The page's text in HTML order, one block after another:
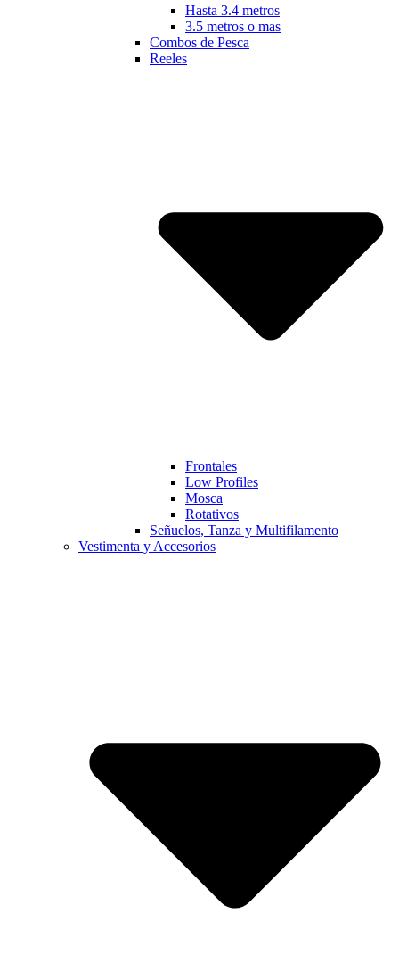
Hasta 3.4 metros
3.5 metros o mas
Combos de Pesca
Reeles
Frontales
Low Profiles
Mosca
Rotativos
Señuelos, Tanza y Multifilamento
Vestimenta y Accesorios